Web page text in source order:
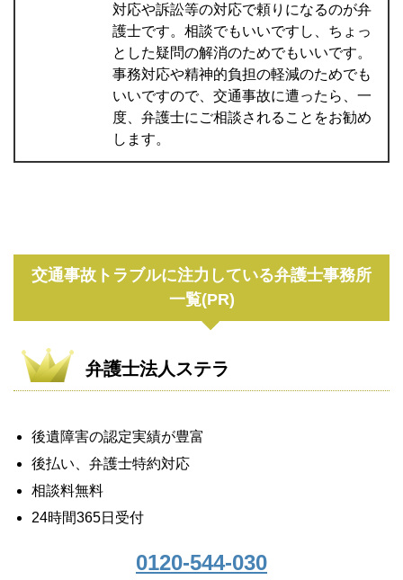
対応や訴訟等の対応で頼りになるのが弁
護士です。相談でもいいですし、ちょっ
とした疑問の解消のためでもいいです。
事務対応や精神的負担の軽減のためでも
いいですので、交通事故に遭ったら、一
度、弁護士にご相談されることをお勧め
します。
交通事故トラブルに注力している弁護士事務所
一覧(PR)
弁護士法人ステラ
後遺障害の認定実績が豊富
後払い、弁護士特約対応
相談料無料
24時間365日受付
0120-544-030